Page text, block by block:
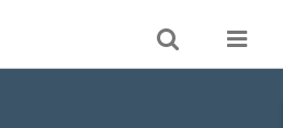
Toggle
search
Toggle